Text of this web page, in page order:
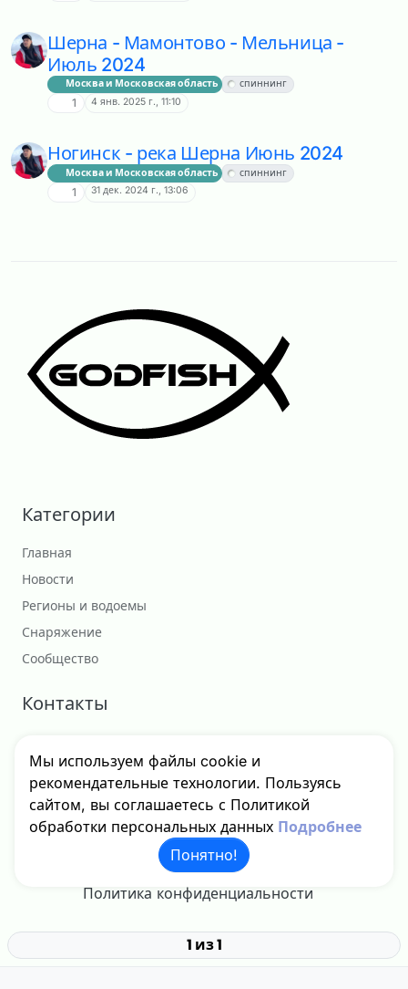
Шерна - Мамонтово - Мельница -
Июль 2024
Москва и Московская область спиннинг
1 4 янв. 2025 г., 11:10
Ногинск - река Шерна Июнь 2024
Москва и Московская область спиннинг
1 31 дек. 2024 г., 13:06
Категории
Главная
Новости
Регионы и водоемы
Снаряжение
Сообщество
Контакты
godfishru@yandex.ru
© 2024 - 2026 GodFish, Inc. Все права защищены.
Политика конфиденциальности
1 из 1
Мы используем файлы cookie и
рекомендательные технологии. Пользуясь
сайтом, вы соглашаетесь с Политикой
обработки персональных данных Подробнее
Понятно!